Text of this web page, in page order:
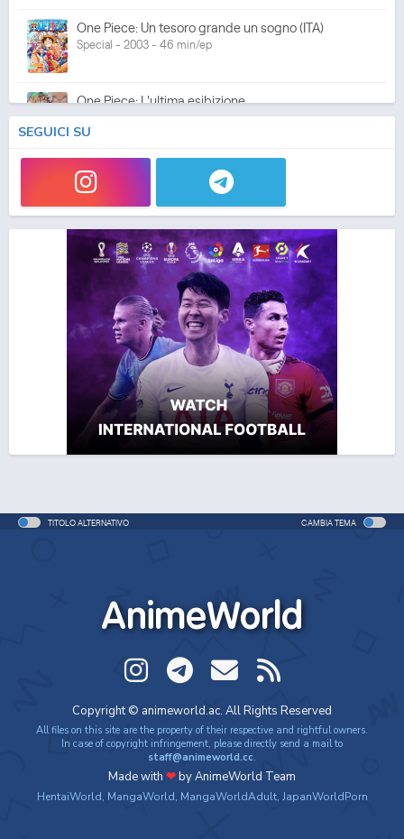
One Piece: Un tesoro grande un sogno (ITA)
Special - 2003 - 46 min/ep
One Piece: L'ultima esibizione
Special - 2003 - 45 min/ep
One Piece: L'ultima esibizione (ITA)
Special - 2003 - 45 min/ep
One Piece Movie 05: Norowareta Seiken
Movie - 2004 - 1h e 35 min/ep
One Piece Movie 05: Norowareta Seiken (ITA)
Movie - 2004 - 1h e 35 min/ep
One Piece Movie 06: Omatsuri Danshaku to Himitsu
no Shima (ITA)
Movie - 2005 - 1h e 31 min/ep
One Piece: Le avventure del detective Cappello di
Special - 2005 - 42 min/ep
One Piece Movie 07: Karakuri-jou no Mecha Kyohei
Movie - 2006 - 1h e 34 min/ep
One Piece Movie 07: Karakuri-jou no Mecha Kyohei
(ITA)
SEGUICI SU
TITOLO ALTERNATIVO CAMBIA TEMA
AnimeWorld
Copyright © animeworld.ac. All Rights Reserved
All files on this site are the property of their respective and rightful owners.
In case of copyright infringement, please directly send a mail to
staff@animeworld.cc.
Made with ❤by AnimeWorld Team
HentaiWorld, MangaWorld, MangaWorldAdult, JapanWorldPorn